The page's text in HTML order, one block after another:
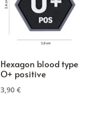
Hexagon blood type
O+ positive
3,90€